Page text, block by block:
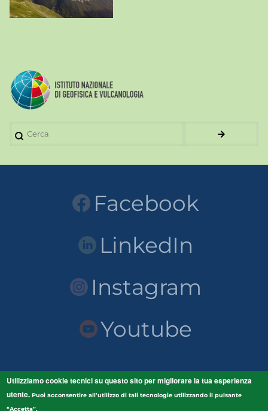
Facebook
LinkedIn
Instagram
Youtube
LINK
Unicam
Home Unicam
Scuola di Scienze e Tecnologie
Utilizziamo cookie tecnici su questo sito per migliorare la tua esperienza
utente. Puoi acconsentire all’utilizzo di tali tecnologie utilizzando il pulsante
“Accetta”.